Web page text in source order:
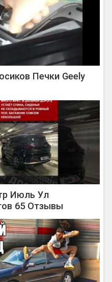
Печки Geely
Июль Ул
65 Отзывы